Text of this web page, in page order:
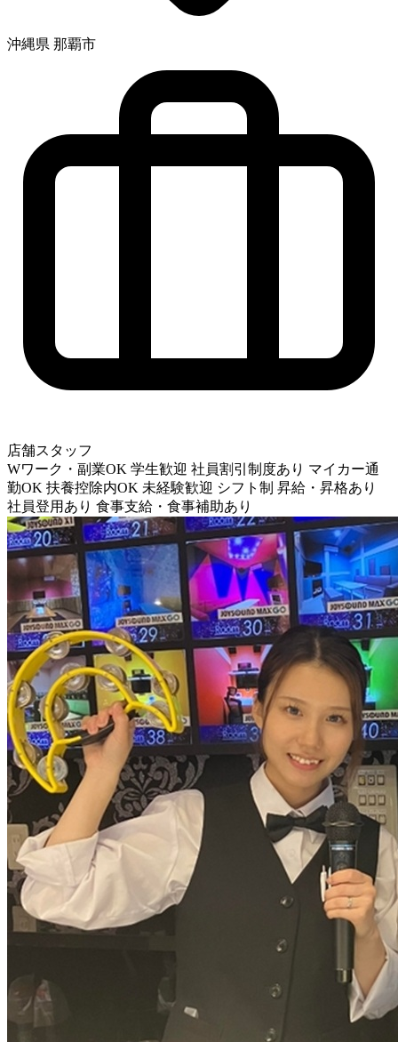
沖縄県 那覇市
店舗スタッフ
Wワーク・副業OK 学生歓迎 社員割引制度あり マイカー通
勤OK 扶養控除内OK 未経験歓迎 シフト制 昇給・昇格あり
社員登用あり 食事支給・食事補助あり